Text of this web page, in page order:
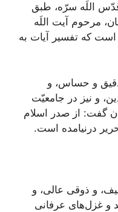
اللَه سرّه، طبق
مرحوم آیت اللَه
که تفسیر آیات به
و حساس، و
و نیز در جامعیّت
گفت: از صدر اسلام
درنیامده است.
و ذوقى عالى، و
و غزل‌‏هاى عرفانى